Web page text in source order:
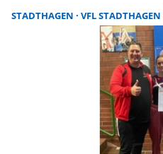
in der Geschäftsstelle des
Diese ist von Montag bis
12:00 Uhr unter der
STADTHAGEN VFL STADTHAGEN